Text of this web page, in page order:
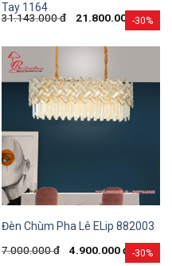
-30%
Tay 1164
31.143.000đ 21.800.000 đ
-30%
Đèn Chùm Pha Lê ELip 882003
7.000.000đ 4.900.000đ